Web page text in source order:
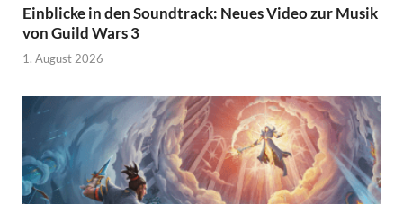
Einblicke in den Soundtrack: Neues Video zur Musik
von Guild Wars 3
1. August 2026